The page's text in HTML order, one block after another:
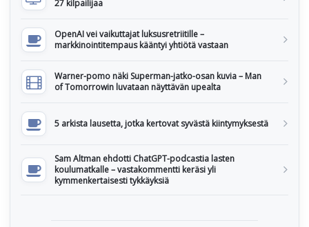
27 kilpailijaa
OpenAI vei vaikuttajat luksusretriitille –
markkinointitempaus kääntyi yhtiötä vastaan
Warner-pomo näki Superman-jatko-osan kuvia – Man
of Tomorrowin luvataan näyttävän upealta
5 arkista lausetta, jotka kertovat syvästä kiintymyksestä
Sam Altman ehdotti ChatGPT-podcastia lasten
koulumatkalle – vastakommentti keräsi yli
kymmenkertaisesti tykkäyksiä